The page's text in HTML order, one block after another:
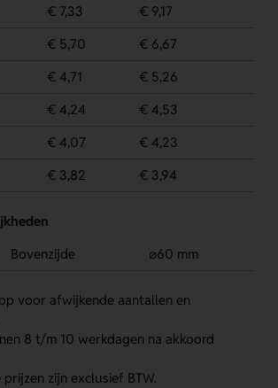
€ 7,33
€ 9,17
€ 5,70
€ 6,67
€ 4,71
€ 5,26
€ 4,24
€ 4,53
€ 4,07
€ 4,23
€ 3,82 € 3,94
Bovenzijde ⌀60 mm
voor afwijkende aantallen en
8 t/m 10 werkdagen na akkoord
zijn exclusief BTW.